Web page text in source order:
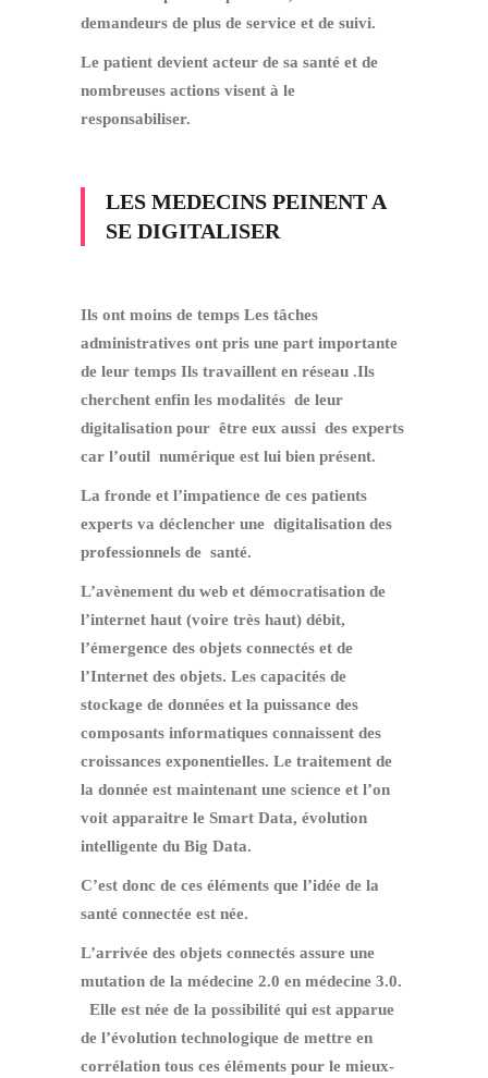
demandeurs de plus de service et de suivi.
Le patient devient acteur de sa santé et de
nombreuses actions visent à le
responsabiliser.
LES MEDECINS PEINENT A
SE DIGITALISER
Ils ont moins de temps Les tâches
administratives ont pris une part importante
de leur temps Ils travaillent en réseau .Ils
cherchent enfin les modalités de leur
digitalisation pour être eux aussi des experts
car l’outil numérique est lui bien présent.
La fronde et l’impatience de ces patients
experts va déclencher une digitalisation des
professionnels de santé.
L’avènement du web et démocratisation de
l’internet haut (voire très haut) débit,
l’émergence des objets connectés et de
l’Internet des objets. Les capacités de
stockage de données et la puissance des
composants informatiques connaissent des
croissances exponentielles. Le traitement de
la donnée est maintenant une science et l’on
voit apparaitre le Smart Data, évolution
intelligente du Big Data.
C’est donc de ces éléments que l’idée de la
santé connectée est née.
L’arrivée des objets connectés assure une
mutation de la médecine 2.0 en médecine 3.0.
Elle est née de la possibilité qui est apparue
de l’évolution technologique de mettre en
corrélation tous ces éléments pour le mieux-